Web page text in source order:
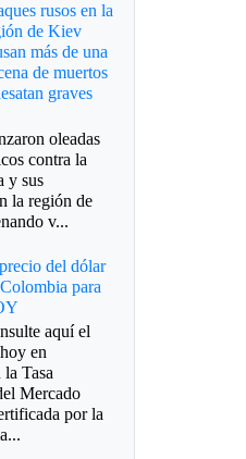
rusos en la
de Kiev
más de una
de muertos
graves
oleadas
contra la
y sus
la región de
v...
del dólar
para
aquí el
en
Tasa
Mercado
por la